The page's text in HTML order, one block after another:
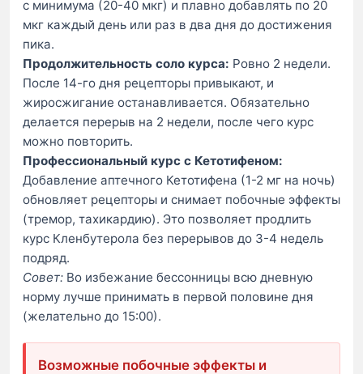
с минимума (20-40 мкг) и плавно добавлять по 20
мкг каждый день или раз в два дня до достижения
пика.
Продолжительность соло курса: Ровно 2 недели.
После 14-го дня рецепторы привыкают, и
жиросжигание останавливается. Обязательно
делается перерыв на 2 недели, после чего курс
можно повторить.
Профессиональный курс с Кетотифеном:
Добавление аптечного Кетотифена (1-2 мг на ночь)
обновляет рецепторы и снимает побочные эффекты
(тремор, тахикардию). Это позволяет продлить
курс Кленбутерола без перерывов до 3-4 недель
подряд.
Совет: Во избежание бессонницы всю дневную
норму лучше принимать в первой половине дня
(желательно до 15:00).
Возможные побочные эффекты и